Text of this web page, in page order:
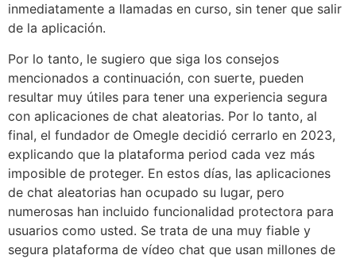
inmediatamente a llamadas en curso, sin tener que salir
de la aplicación.
Por lo tanto, le sugiero que siga los consejos
mencionados a continuación, con suerte, pueden
resultar muy útiles para tener una experiencia segura
con aplicaciones de chat aleatorias. Por lo tanto, al
final, el fundador de Omegle decidió cerrarlo en 2023,
explicando que la plataforma period cada vez más
imposible de proteger. En estos días, las aplicaciones
de chat aleatorias han ocupado su lugar, pero
numerosas han incluido funcionalidad protectora para
usuarios como usted. Se trata de una muy fiable y
segura plataforma de vídeo chat que usan millones de